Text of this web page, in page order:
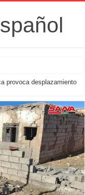
cadáveres en la zona rural
provoca desplazamiento